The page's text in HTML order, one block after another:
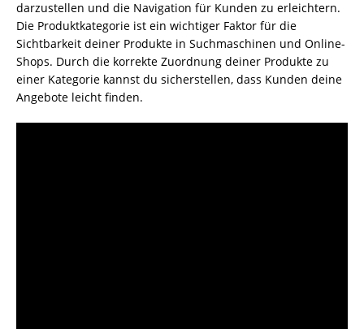
darzustellen und die Navigation für Kunden zu erleichtern.
Die Produktkategorie ist ein wichtiger Faktor für die
Sichtbarkeit deiner Produkte in Suchmaschinen und Online-
Shops. Durch die korrekte Zuordnung deiner Produkte zu
einer Kategorie kannst du sicherstellen, dass Kunden deine
Angebote leicht finden.